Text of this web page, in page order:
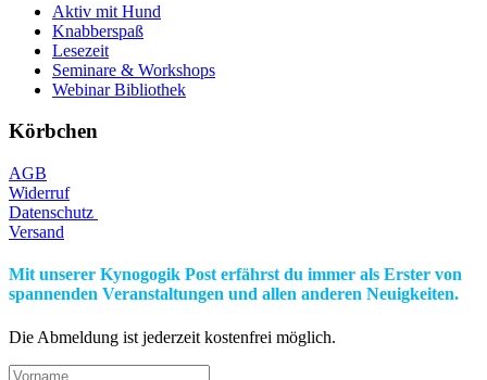
Aktiv mit Hund
Knabberspaß
Lesezeit
Seminare & Workshops
Webinar Bibliothek
Körbchen
AGB
Widerruf
Datenschutz
Versand
Mit unserer Kynogogik Post erfährst du immer als Erster von
spannenden Veranstaltungen und allen anderen Neuigkeiten.
Die Abmeldung ist jederzeit kostenfrei möglich.